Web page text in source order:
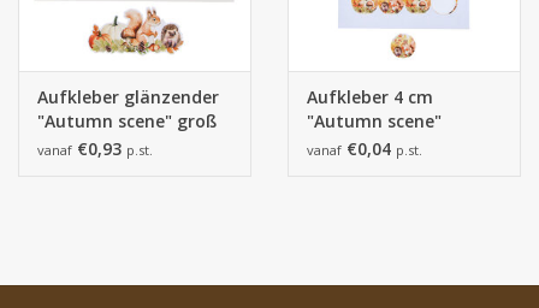
Aufkleber glänzender
"Autumn scene" groß
vanaf €0,93 p.st.
Aufkleber 4 cm
"Autumn scene"
vanaf €0,04 p.st.